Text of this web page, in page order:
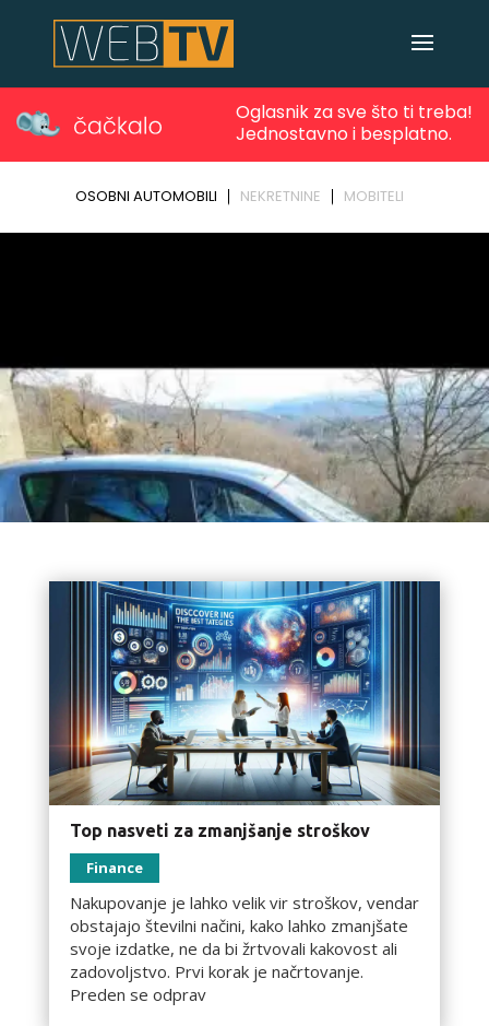
Top nasveti za zmanjšanje stroškov
Finance
Nakupovanje je lahko velik vir stroškov, vendar
obstajajo številni načini, kako lahko zmanjšate
svoje izdatke, ne da bi žrtvovali kakovost ali
zadovoljstvo. Prvi korak je načrtovanje.
Preden se odprav